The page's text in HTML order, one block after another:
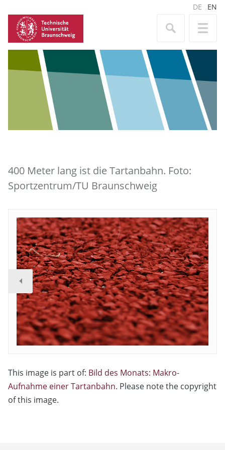
DE EN
400 Meter lang ist die Tartanbahn. Foto:
Sportzentrum/TU Braunschweig
This image is part of: Bild des Monats: Makro-
Aufnahme einer Tartanbahn. Please note the copyright
of this image.